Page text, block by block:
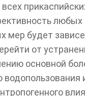
любых
мер будет
от
основной
водопользования